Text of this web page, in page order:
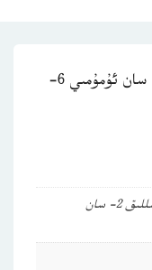
ئانا يۇرت ژۇرنىلى (2014-يىللىق 2- سان ئۇمۇمىي 6-
ئانا يۇرت ژۇرنىلى (2014-يىللىق 2- سان